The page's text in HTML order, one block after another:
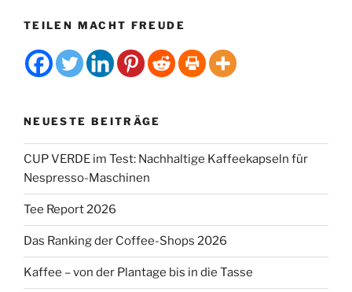
TEILEN MACHT FREUDE
NEUESTE BEITRÄGE
CUP VERDE im Test: Nachhaltige Kaffeekapseln für
Nespresso-Maschinen
Tee Report 2026
Das Ranking der Coffee-Shops 2026
Kaffee – von der Plantage bis in die Tasse